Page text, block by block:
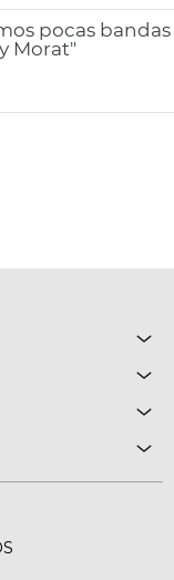
pocas bandas
Morat"